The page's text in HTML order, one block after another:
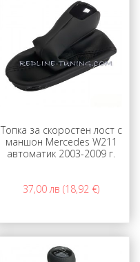
Топка за скоростен лост с
маншон Mercedes W211
автоматик 2003-2009 г.
37,00 лв (18,92 €)